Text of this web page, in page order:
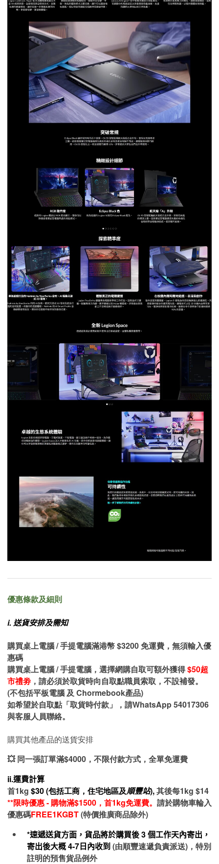
優惠條款及細則
i.送貨安排及需知
購買桌上電腦 / 手提電腦滿港幣 $3200 免運費，無須輸入優
惠碼
購買桌上電腦 / 手提電腦，選擇網購自取可額外獲得$50超
市禮劵 ，請必須於取貨時向自取點職員索取，不設補發。
(不包括平板電腦 及 Chormebook產品)
如希望於自取點「取貨時付款」，請WhatsApp 54017306
與客服人員聯絡。
購買其他產品的送貨安排
💥 同一張訂單滿$4000，不限付款方式，全單免運費
ii.運費計算
首1kg $30 (包括工商，住宅地區及順豐站),其後每1kg $14
**限時優惠 - 購物滿$1500，首1kg免運費。 請於購物車輪入
優惠碼FREE1KGBT(特價推廣商品除外)
*速遞送貨方面，貨品將於購買後3個工作天內寄出，
寄出後大概4-7日內收到(由順豐速遞負責派送)，特別
註明的預售貨品例外